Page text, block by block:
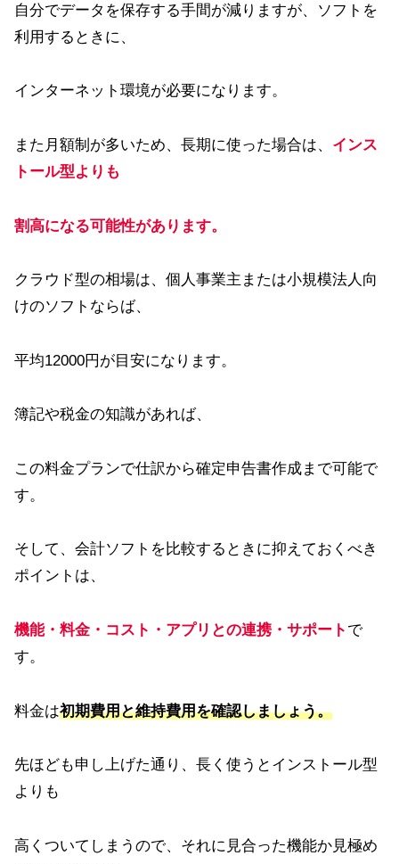
自分でデータを保存する手間が減りますが、ソフトを
利用するときに、
インターネット環境が必要になります。
また月額制が多いため、長期に使った場合は、 インス
トール型よりも
割高になる可能性があります。
クラウド型の相場は、個人事業主または小規模法人向
けのソフトならば、
平均12000円が目安になります。
簿記や税金の知識があれば、
この料金プランで仕訳から確定申告書作成まで可能で
す。
そして、会計ソフトを比較するときに抑えておくべき
ポイントは、
機能・料金・コスト・アプリとの連携・サポート で
す。
料金は初期費用と維持費用を確認しましょう。
先ほども申し上げた通り、長く使うとインストール型
よりも
高くついてしまうので、それに見合った機能か見極め